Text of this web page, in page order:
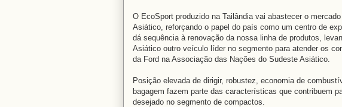
O EcoSport produzido na Tailândia vai abastecer o
Asiático, reforçando o papel do país como um centro de
dá sequência à renovação da nossa linha de produtos,
Asiático outro veículo líder no segmento para atender os
da Ford na Associação das Nações do Sudeste Asiático.
Posição elevada de dirigir, robustez, economia de
bagagem fazem parte das características que contribuem
desejado no segmento de compactos.